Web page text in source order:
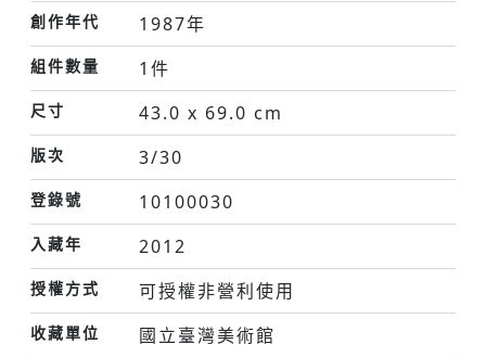
創作年代 1987年
組件數量 1件
尺寸 43.0 x 69.0 cm
版次 3/30
登錄號 10100030
入藏年 2012
授權方式 可授權非營利使用
收藏單位 國立臺灣美術館